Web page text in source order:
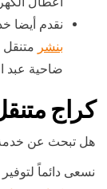
نقدم أيضا
بنشر متنقل
ضاحية عبد
كراج
هل تبحث عن خدمة
نسعى دائماً